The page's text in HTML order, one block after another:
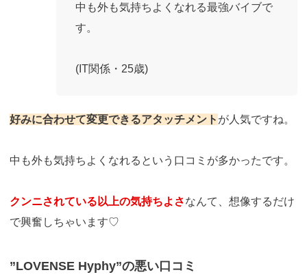
中も外も気持ちよくなれる最強バイブで
す。
(IT関係・25歳)
好みに合わせて変更できるアタッチメント が人気ですね。
中も外も気持ちよくなれるという口コミが多かったです。
クンニされている以上の気持ちよさなんて、想像するだけ
で興奮しちゃいます♡
”LOVENSE Hyphy”の悪い口コミ